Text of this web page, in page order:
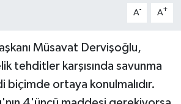
A- A+
Müsavat Dervişoğlu,
tehditler karşısında savunma
biçimde ortaya konulmalıdır.